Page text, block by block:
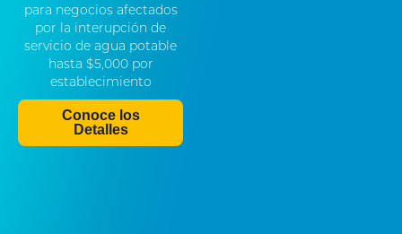
para negocios afectados
por la interupción de
servicio de agua potable
hasta $5,000 por
establecimiento
Conoce los
Detalles